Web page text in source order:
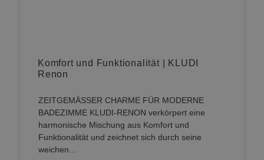
Komfort und Funktionalität | KLUDI
Renon
ZEITGEMÄSSER CHARME FÜR MODERNE
BADEZIMME KLUDI-RENON verkörpert eine
harmonische Mischung aus Komfort und
Funktionalität und zeichnet sich durch seine
weichen…